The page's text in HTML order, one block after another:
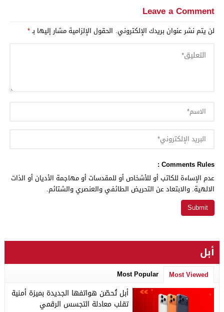
Leave a Comment
لن يتم نشر عنوان بريدك الإلكتروني. الحقول الإلزامية مشار إليها بـ*
Comments Rules :
عدم الإساءة للكاتب أو للأشخاص أو للمقدسات أو مهاجمة الأديان أو الذات
الالهية. والابتعاد عن التحريض الطائفي والعنصري والشتائم.
أبل
Most Viewed
Most Popular
أبل تُحصّن هواتفها الجديدة بميزة أمنية
تقلب معادلة التجسس الرقمي